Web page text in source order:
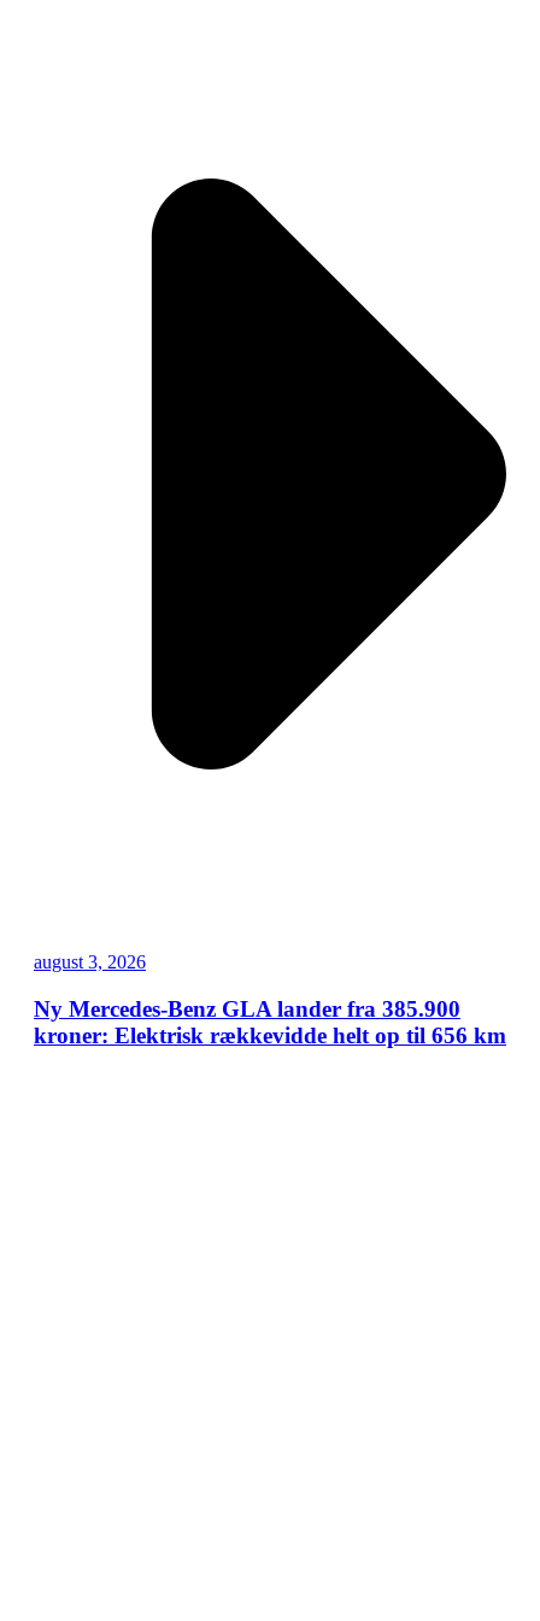
august 3, 2026
Ny Mercedes-Benz GLA lander fra 385.900
kroner: Elektrisk rækkevidde helt op til 656 km